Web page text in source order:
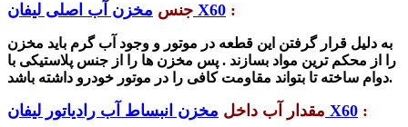
جنس مخزن آب اصلی لیفان X60 :
به دلیل قرار گرفتن این قطعه در موتور و وجود آب گرم باید مخزن
را از محکم ترین مواد بسازند . پس مخزن ها را از جنس پلاستیکی با
دوام ساخته تا بتواند مقاومت کافی را در موتور خودرو داشته باشد.
مقدار آب داخل مخزن انبساط آب رادیاتور لیفان X60 :